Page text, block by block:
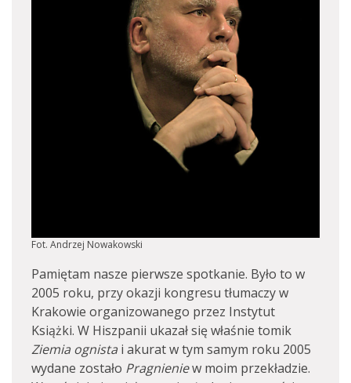
Fot. Andrzej Nowakowski
Pamiętam nasze pierwsze spotkanie. Było to w
2005 roku, przy okazji kongresu tłumaczy w
Krakowie organizowanego przez Instytut
Książki. W Hiszpanii ukazał się właśnie tomik
Ziemia ognista i akurat w tym samym roku 2005
wydane zostało Pragnieniew moim przekładzie.